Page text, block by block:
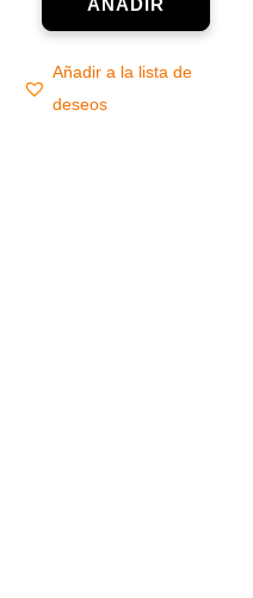
Añadir a la lista de
deseos